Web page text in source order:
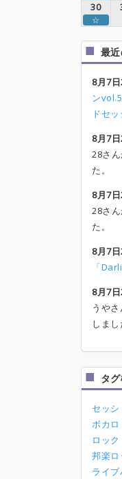
30
☆
最
8月7
ン
ドセ
8月7
28さ
た。
8月7
28さ
た。
8月7
「
8月7
うや
しまし
タ
セッシ
ボカロ
ロック
邦楽ロ
ライ